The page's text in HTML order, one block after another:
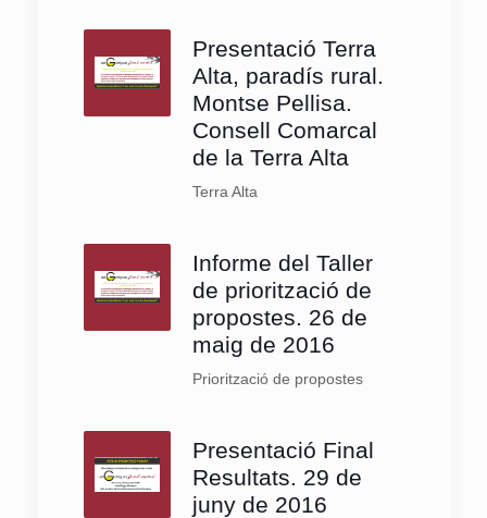
Presentació Terra
Alta, paradís rural.
Montse Pellisa.
Consell Comarcal
de la Terra Alta
Terra Alta
Informe del Taller
de priorització de
propostes. 26 de
maig de 2016
Priorització de propostes
Presentació Final
Resultats. 29 de
juny de 2016